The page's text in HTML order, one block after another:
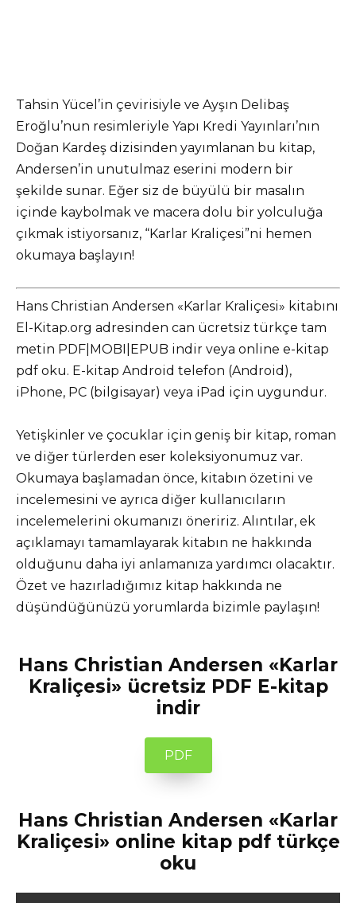
Tahsin Yücel’in çevirisiyle ve Ayşın Delibaş
Eroğlu’nun resimleriyle Yapı Kredi Yayınları’nın
Doğan Kardeş dizisinden yayımlanan bu kitap,
Andersen’in unutulmaz eserini modern bir
şekilde sunar. Eğer siz de büyülü bir masalın
içinde kaybolmak ve macera dolu bir yolculuğa
çıkmak istiyorsanız, “Karlar Kraliçesi”ni hemen
okumaya başlayın!
Hans Christian Andersen «Karlar Kraliçesi» kitabını
El-Kitap.org adresinden can ücretsiz türkçe tam
metin PDF|MOBI|EPUB indir veya online e-kitap
pdf oku. E-kitap Android telefon (Android),
iPhone, PC (bilgisayar) veya iPad için uygundur.
Yetişkinler ve çocuklar için geniş bir kitap, roman
ve diğer türlerden eser koleksiyonumuz var.
Okumaya başlamadan önce, kitabın özetini ve
incelemesini ve ayrıca diğer kullanıcıların
incelemelerini okumanızı öneririz. Alıntılar, ek
açıklamayı tamamlayarak kitabın ne hakkında
olduğunu daha iyi anlamanıza yardımcı olacaktır.
Özet ve hazırladığımız kitap hakkında ne
düşündüğünüzü yorumlarda bizimle paylaşın!
Hans Christian Andersen «Karlar
Kraliçesi» ücretsiz PDF E-kitap
indir
PDF
Hans Christian Andersen «Karlar
Kraliçesi» online kitap pdf türkçe
oku